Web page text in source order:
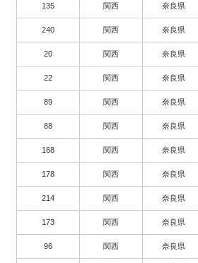
135 関西 奈良県
240 関西 奈良県
20 関西 奈良県
22 関西 奈良県
89 関西 奈良県
88 関西 奈良県
168 関西 奈良県
178 関西 奈良県
214 関西 奈良県
173 関西 奈良県
96 関西 奈良県